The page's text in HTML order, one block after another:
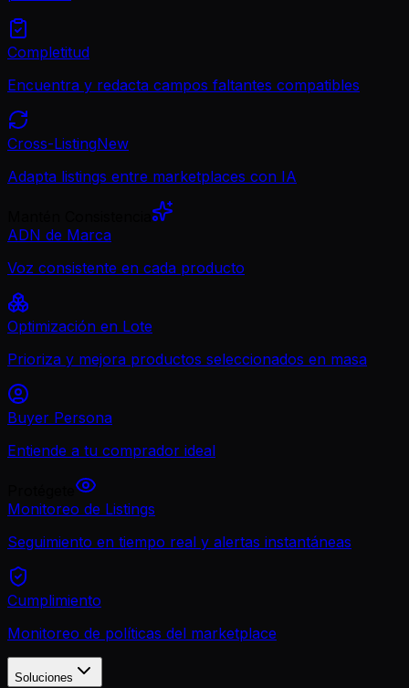
Completitud
Encuentra y redacta campos faltantes compatibles
Cross-ListingNew
Adapta listings entre marketplaces con IA
ADN de Marca
Voz consistente en cada producto
Optimización en Lote
Prioriza y mejora productos seleccionados en masa
Buyer Persona
Entiende a tu comprador ideal
Monitoreo de Listings
Seguimiento en tiempo real y alertas instantáneas
Cumplimiento
Monitoreo de políticas del marketplace
Soluciones